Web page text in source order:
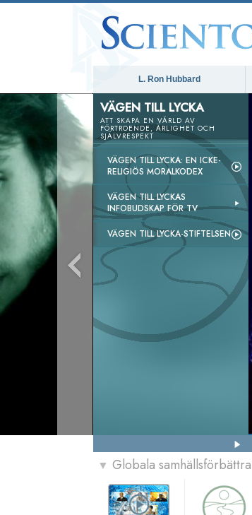
L. Ron Hubbard
VÄGEN TILL LYCKA
ATT SKAPA EN VÄRLD AV
FÖRTROENDE, ÄRLIGHET OCH
SJÄLVRESPEKT
VÄGEN TILL LYCKA: EN ICKE-
RELIGIÖS MORALKODEX
VÄGEN TILL LYCKAS
INFOBUDSKAP FÖR TV
VÄGEN TILL LYCKA-STIFTELSEN
▼ Globala